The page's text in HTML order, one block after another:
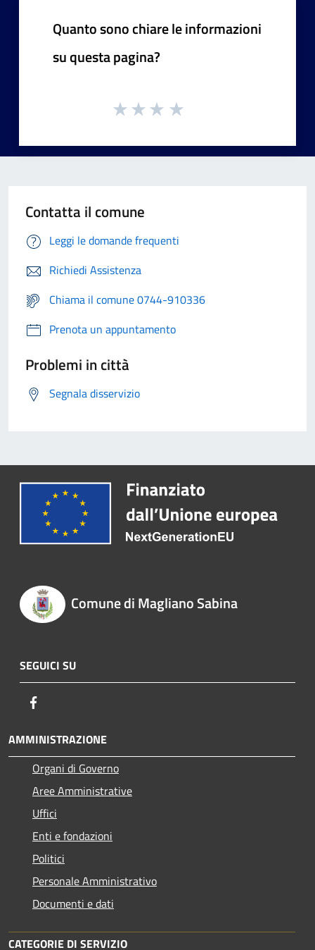
Quanto sono chiare le informazioni
su questa pagina?
Contatta il comune
Leggi le domande frequenti
Richiedi Assistenza
Chiama il comune 0744-910336
Prenota un appuntamento
Problemi in città
Segnala disservizio
Comune di Magliano Sabina
SEGUICI SU
AMMINISTRAZIONE
Organi di Governo
Aree Amministrative
Uffici
Enti e fondazioni
Politici
Personale Amministrativo
Documenti e dati
CATEGORIE DI SERVIZIO